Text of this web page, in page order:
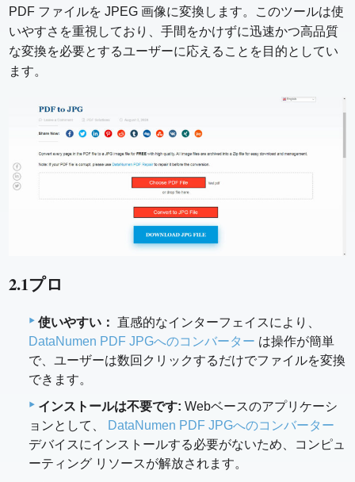
PDF ファイルを JPEG 画像に変換します。このツールは使
いやすさを重視しており、手間をかけずに迅速かつ高品質
な変換を必要とするユーザーに応えることを目的としてい
ます。
2.1プロ
使いやすい： 直感的なインターフェイスにより、
DataNumen PDF JPGへのコンバーター は操作が簡単
で、ユーザーは数回クリックするだけでファイルを変換
できます。
インストールは不要です: Webベースのアプリケーシ
ョンとして、
DataNumen PDF JPGへのコンバーター
デバイスにインストールする必要がないため、コンピュ
ーティング リソースが解放されます。